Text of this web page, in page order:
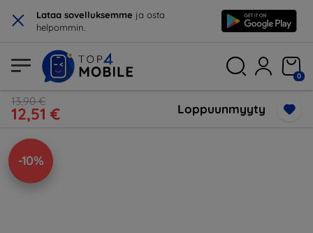
× Lataa sovelluksemme ja osta
helpommin.
0
13,90 €
12,51 € Loppuunmyyty
-10%